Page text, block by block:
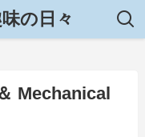
の日々
Mechanical